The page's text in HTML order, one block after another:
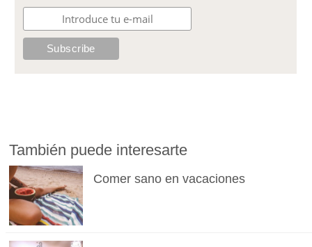
También puede interesarte
Comer sano en vacaciones